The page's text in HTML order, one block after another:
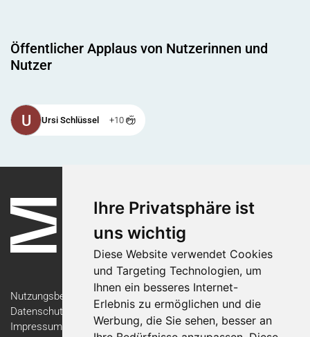
Ihre Privatsphäre ist
uns wichtig
Diese Website verwendet Cookies
und Targeting Technologien, um
Ihnen ein besseres Internet-
Erlebnis zu ermöglichen und die
Werbung, die Sie sehen, besser an
Öffentlicher Applaus von Nutzerinnen und
Nutzer
U Ursi Schlüssel +10
Nutzungsbedingungen
Datenschutzerklärung
Impressum